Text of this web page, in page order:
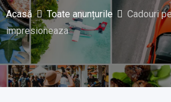
Acasă Toate anunțurile
Cadouri
impresioneaza